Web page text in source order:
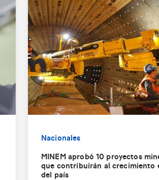
Nacionales
MINEM aprobó 10 proyectos
que contribuirán al crecimiento
del país